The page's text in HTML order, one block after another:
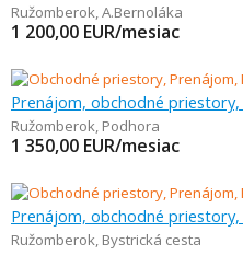
Ružomberok,A.Bernoláka
1 200,00 EUR/mesiac
Prenájom, obchodné priestory,
Ružomberok, Podhora
1 350,00 EUR/mesiac
Prenájom, obchodné priestory,
Ružomberok, Bystrická cesta